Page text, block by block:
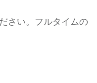
さい。フルタイムの